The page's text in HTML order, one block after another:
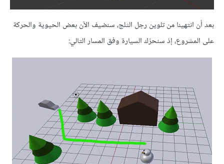
بعد أن انتهينا من تلوين رجل الثلج، سنضيف الآن بعض الحيوية والحركة
على المشروع، إذ سنحرّك السيارة وفق المسار التالي: